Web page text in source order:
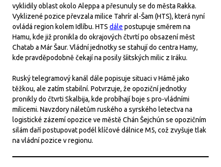
vyklidily oblast okolo Aleppa a přesunuly se do města Rakka.
Vyklizené pozice převzala milice Tahrír al-Šam (HTS), která nyní
ovládá region kolem Idlíbu. HTS dále postupuje směrem na
Hamu, kde již pronikla do okrajových čtvrtí po obsazení měst
Chatab a Már Šaur. Vládní jednotky se stahují do centra Hamy,
kde pravděpodobně čekají na posily šíitských milic z Iráku.
Ruský telegramový kanál dále popisuje situaci v Hámě jako
těžkou, ale zatím stabilní. Potvrzuje, že opoziční jednotky
pronikly do čtvrti Skalbija, kde probíhají boje s pro-vládními
milicemi. Navzdory náletům ruského a syrského letectva na
logistické zázemí opozice ve městě Chán Šejchún se opozičním
silám daří postupovat podél klíčové dálnice M5, což zvyšuje tlak
na vládní pozice v regionu.